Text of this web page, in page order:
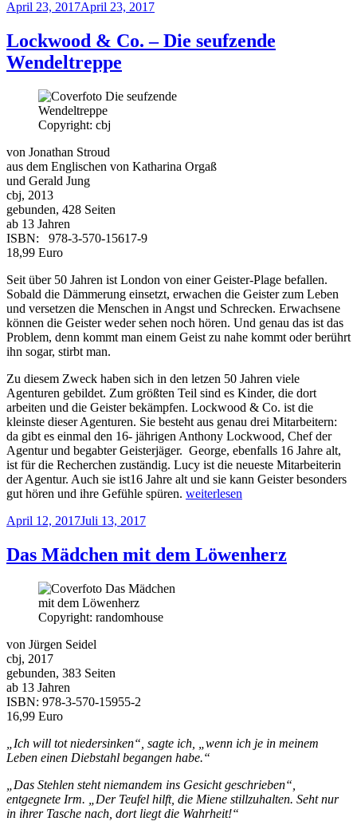
Veröffentlicht
April 23, 2017April 23, 2017
Lockwood & Co. – Die seufzende
Wendeltreppe
Copyright: cbj
von Jonathan Stroud
aus dem Englischen von Katharina Orgaß
und Gerald Jung
cbj, 2013
gebunden, 428 Seiten
ab 13 Jahren
ISBN: 978-3-570-15617-9
18,99 Euro
Seit über 50 Jahren ist London von einer Geister-Plage befallen.
Sobald die Dämmerung einsetzt, erwachen die Geister zum Leben
und versetzen die Menschen in Angst und Schrecken. Erwachsene
können die Geister weder sehen noch hören. Und genau das ist das
Problem, denn kommt man einem Geist zu nahe kommt oder berührt
ihn sogar, stirbt man.
Zu diesem Zweck haben sich in den letzen 50 Jahren viele
Agenturen gebildet. Zum größten Teil sind es Kinder, die dort
arbeiten und die Geister bekämpfen. Lockwood & Co. ist die
kleinste dieser Agenturen. Sie besteht aus genau drei Mitarbeitern:
da gibt es einmal den 16- jährigen Anthony Lockwood, Chef der
Agentur und begabter Geisterjäger. George, ebenfalls 16 Jahre alt,
ist für die Recherchen zuständig. Lucy ist die neueste Mitarbeiterin
der Agentur. Auch sie ist16 Jahre alt und sie kann Geister besonders
gut hören und ihre Gefühle spüren. „Lockwood
Die
seufzende
weiterlesen
Veröffentlicht
April 12, 2017Juli 13, 2017
Das Mädchen mit dem Löwenherz
Copyright: randomhouse
von Jürgen Seidel
cbj, 2017
gebunden, 383 Seiten
ab 13 Jahren
ISBN: 978-3-570-15955-2
16,99 Euro
„Ich will tot niedersinken“, sagte ich, „wenn ich je in meinem
Leben einen Diebstahl begangen habe.“
„Das Stehlen steht niemandem ins Gesicht geschrieben“,
entgegnete Irm. „Der Teufel hilft, die Miene stillzuhalten. Seht nur
in ihrer Tasche nach, dort liegt die Wahrheit!“